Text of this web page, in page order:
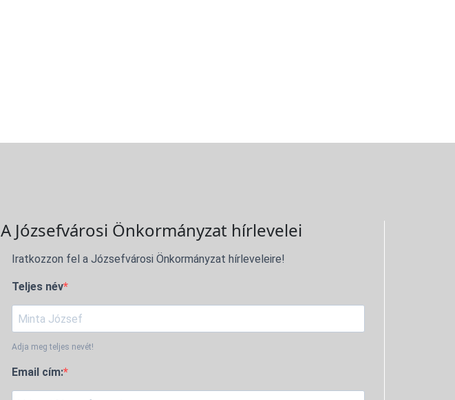
A Józsefvárosi Önkormányzat hírlevelei
Iratkozzon fel a Józsefvárosi Önkormányzat hírleveleire!
Teljes név
Adja meg teljes nevét!
Email cím: